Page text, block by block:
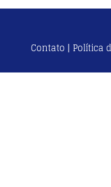
Contato | Política